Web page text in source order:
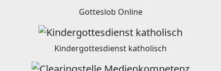
Gotteslob Online
Kindergottesdienst katholisch